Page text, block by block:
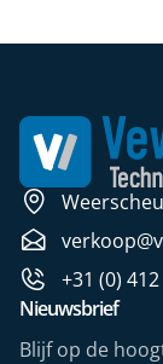
+31 (0)
Nieuwsbrief
Blijf op de